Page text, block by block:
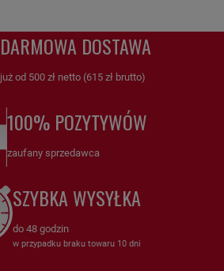
DARMOWA DOSTAWA
już od 500 zł netto (615 zł brutto)
100% POZYTYWÓW
zaufany sprzedawca
SZYBKA WYSYŁKA
do 48 godzin
w przypadku braku towaru 10 dni